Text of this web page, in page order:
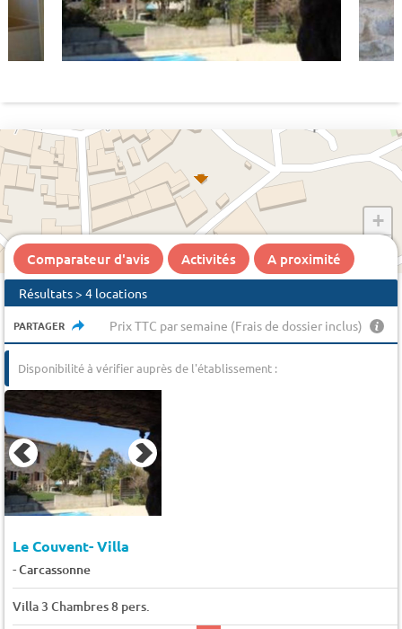
+
Comparateur d'avis Activités A proximité
Résultats > 4 locations
PARTAGER Prix TTC par semaine (Frais de dossier inclus)
Disponibilité à vérifier auprès de l'établissement :
Le Couvent- Villa
-Carcassonne
Villa 3 Chambres 8 pers.